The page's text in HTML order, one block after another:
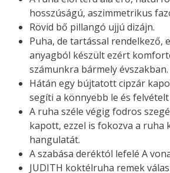
hosszúságú, aszimmetrikus
Rövid bő pillangó ujjú dizájn.
Puha, de tartással rendelkező,
anyagból készült ezért
számunkra bármely évszakban.
Hátán egy bújtatott cipzár
segíti a könnyebb le és felvételt
A ruha széle végig fodros
kapott, ezzel is fokozva a ruha
hangulatát.
A szabása deréktól lefelé A
JUDITH koktélruha remek